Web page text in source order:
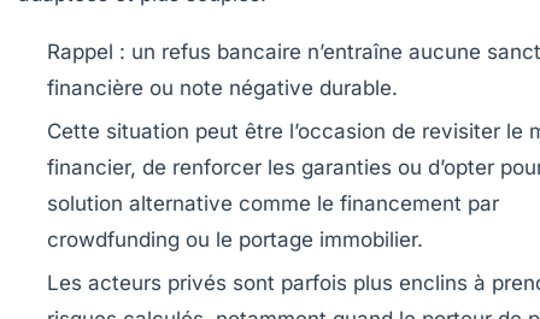
Rappel : un refus bancaire n’entraîne aucune
financière ou note négative durable.
Cette situation peut être l’occasion de revisiter le
financier, de renforcer les garanties ou d’opter
solution alternative comme le financement par
crowdfunding ou le portage immobilier.
Les acteurs privés sont parfois plus enclins à